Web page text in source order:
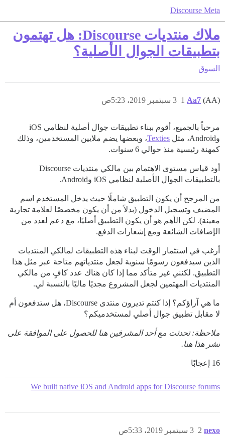
Discourse Meta
ملاك منتديات Discourse: هل تهتمون
بتطبيقات الجوال الأصلية؟
السوق
Aa7 (AA) 3 سبتمبر 2019، 5:23ص 1
مرحباً بالجميع، أقوم ببناء تطبيقات جوال أصلية لنظامي iOS
وAndroid، مثل
Texties، وبعضها يضم ملايين المستخدمين، وذلك
كمهنة رئيسية منذ حوالي 6 سنوات.
أود قياس مستوى الاهتمام بين مالكي منتديات Discourse
بالتطبيقات الجوال الأصلية لنظامي iOS وAndroid.
من المرجح أن يكون التطبيق شاملًا حيث يدخل المستخدم اسم
المضيف وتسجيل الدخول (بدلاً من أن يكون مخصصًا لعلامة تجارية
معينة). لكن الأهم هو أن يكون التطبيق أصليًا، مع دعم لعدد من
الإضافات الشائعة ومع إشعارات الدفع.
أرغب في استثمار الوقت لبناء هذه التطبيقات لمالكي المنتديات
الذين سيدفعون رسومًا سنوية لجعل منتدياتهم متاحة عبر مثل هذا
التطبيق. لكنني غير متأكد مما إذا كان هناك عدد كافٍ من مالكي
المنتديات المهتمين لجعل المشروع مجديًا ماليًا بالنسبة لي.
ما هي آراؤكم؟ إذا كنتم تديرون منتدى Discourse، هل ستدفعون أم
لا مقابل تطبيق جوال أصلي لمستخدميكم؟
ملاحظة: تحدثت مع أحد المشرفين هنا للحصول على الموافقة على
نشر هذا هنا.
16 إعجابًا
We built native iOS and Android apps for Discourse forums
nexo 3 سبتمبر 2019، 5:33ص 2